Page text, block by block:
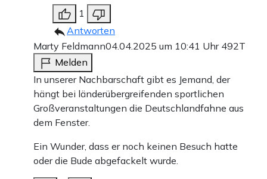
1
Antworten
Marty Feldmann04.04.2025 um 10:41 Uhr 492T
Melden
In unserer Nachbarschaft gibt es Jemand, der
hängt bei länderübergreifenden sportlichen
Großveranstaltungen die Deutschlandfahne aus
dem Fenster.
Ein Wunder, dass er noch keinen Besuch hatte
oder die Bude abgefackelt wurde.